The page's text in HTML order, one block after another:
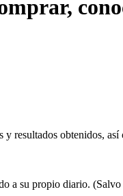
resultados obtenidos,
su propio diario.